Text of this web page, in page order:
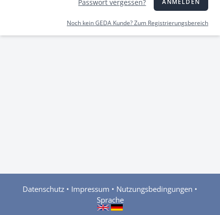
Passwort vergessen? ANMELDEN
Noch kein GEDA Kunde? Zum Registrierungsbereich
Datenschutz • Impressum • Nutzungsbedingungen •
Sprache